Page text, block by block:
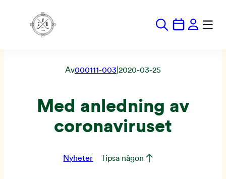
till
Av000111-003 2020-03-25
Med anledning av
coronaviruset
Nyheter Tipsa någon